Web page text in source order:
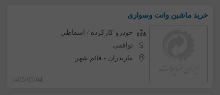
خرید ماشین وانت وسواری
خودرو کارکرده / اسقاطی
توافقی
مازندران - قائم شهر
1405/05/04